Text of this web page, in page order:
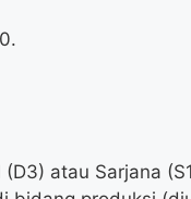
.
atau Sarjana